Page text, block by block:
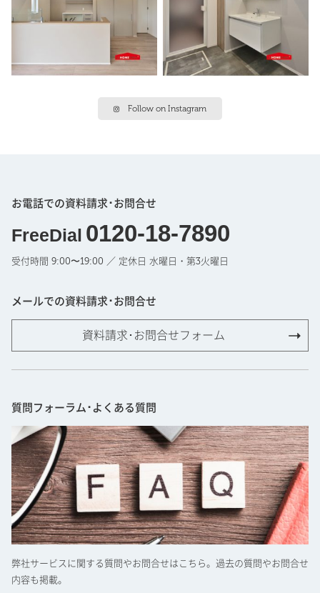
Follow on Instagram
お電話での資料請求･お問合せ
FreeDial 0120-18-7890
受付時間 9:00〜19:00 ／ 定休日 水曜日・第3火曜日
メールでの資料請求･お問合せ
資料請求･お問合せフォーム
質問フォーラム･よくある質問
弊社サービスに関する質問やお問合せはこちら。過去の質問やお問合せ
内容も掲載。